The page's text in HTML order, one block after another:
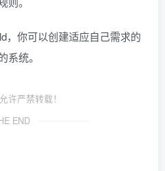
，你可以创建适应自己需求的
统。
许严禁转载！
END